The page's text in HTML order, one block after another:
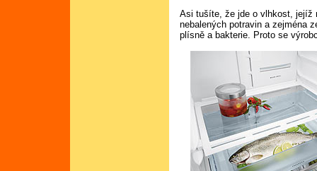
Asi tušíte, že jde o vlhkost, jejíž
nebalených potravin a zejména
plísně a bakterie. Proto se